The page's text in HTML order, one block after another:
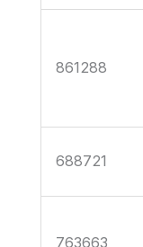
861288
688721
763663